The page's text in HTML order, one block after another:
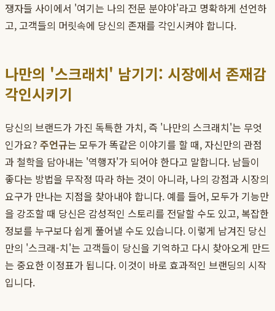
쟁자들 사이에서 '여기는 나의 전문 분야야'라고 명확하게 선언하
고, 고객들의 머릿속에 당신의 존재를 각인시켜야 합니다.
나만의 '스크래치' 남기기: 시장에서 존재감
각인시키기
당신의 브랜드가 가진 독특한 가치, 즉 '나만의 스크래치'는 무엇
인가요? 주언규는 모두가 똑같은 이야기를 할 때, 자신만의 관점
과 철학을 담아내는 '역행자'가 되어야 한다고 말합니다. 남들이
좋다는 방법을 무작정 따라 하는 것이 아니라, 나의 강점과 시장의
요구가 만나는 지점을 찾아내야 합니다. 예를 들어, 모두가 기능만
을 강조할 때 당신은 감성적인 스토리를 전달할 수도 있고, 복잡한
정보를 누구보다 쉽게 풀어낼 수도 있습니다. 이렇게 남겨진 당신
만의 '스크래-치'는 고객들이 당신을 기억하고 다시 찾아오게 만드
는 중요한 이정표가 됩니다. 이것이 바로 효과적인 브랜딩의 시작
입니다.